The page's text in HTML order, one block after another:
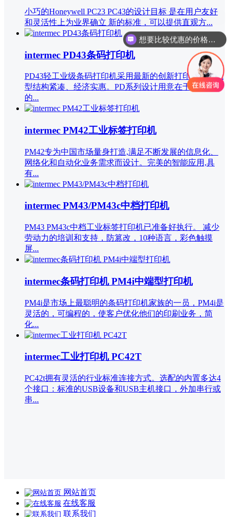
小巧的Honeywell PC23 PC43的设计目标 是在用户友好
和灵活性上为业界确立 新的标准，可以提供直观方...
intermec PD43条码打印机
PD43轻工业级条码打印机采用最新的创新打印技术，机
型结构紧凑、经济实惠。PD系列设计用意在于以最小
的...
intermec PM42工业标签打印机
PM42专为中国市场量身打造,满足不断发展的信息化、
网络化和自动化业务需求而设计。完美的智能应用,具
有...
intermec PM43/PM43c中档打印机
PM43 PM43c中档工业标签打印机已准备好执行。 减少
劳动力的培训和支持，防篡改，10种语言，彩色触摸
屏...
intermec条码打印机 PM4i中端型打印机
PM4i是市场上最聪明的条码打印机家族的一员，PM4i是
灵活的，可编程的，使客户优化他们的印刷业务，简
化...
intermec工业打印机 PC42T
PC42t拥有灵活的行业标准连接方式。选配的内置多达4
个接口：标准的USB设备和USB主机接口，外加串行或
串...
网站首页
在线客服
联系我们
想要比较优惠的价格，有数量要求吗？